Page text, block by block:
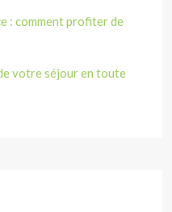
: comment profiter de
votre séjour en toute